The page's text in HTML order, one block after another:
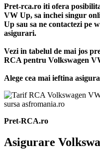
Pret-rca.ro iti ofera
VW Up, sa inchei singur
Up sau sa ne contactezi pe
asigurari.
Vezi in tabelul de mai jos
RCA pentru Volkswagen
Alege cea mai ieftina
sursa asfromania.ro
Pret-RCA.ro
Asigurare